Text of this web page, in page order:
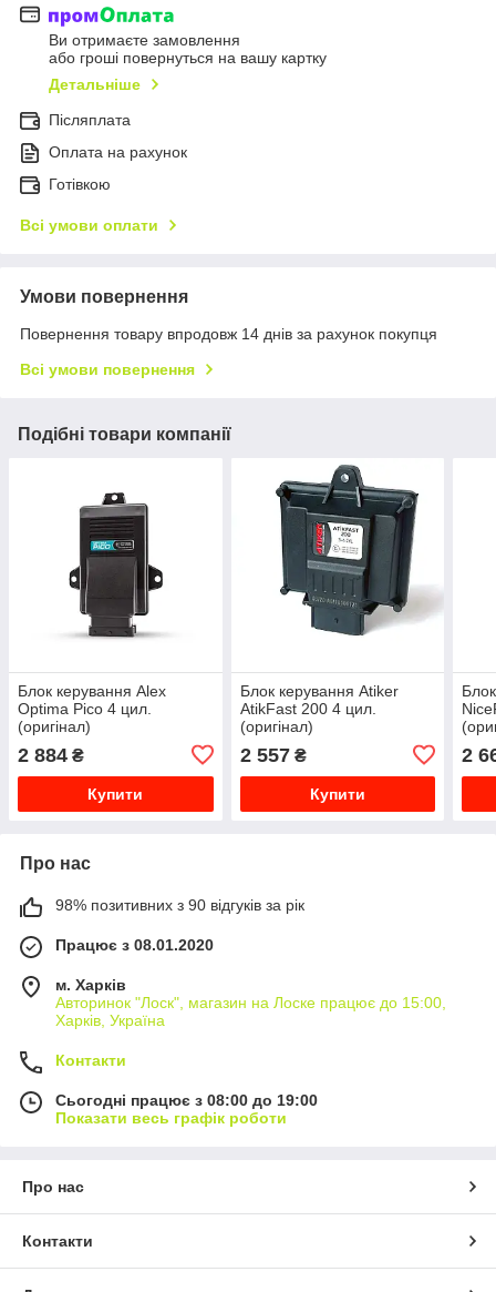
Ви отримаєте замовлення
або гроші повернуться на вашу картку
Детальніше
Післяплата
Оплата на рахунок
Готівкою
Всі умови оплати
Умови повернення
Повернення товару впродовж 14 днів за рахунок покупця
Всі умови повернення
Подібні товари компанії
Блок керування Alex
Optima Pico 4 цил.
(оригінал)
2 884 ₴
Купити
Блок керування Atiker
AtikFast 200 4 цил.
(оригінал)
2 557₴
Купити
2
Про нас
98% позитивних з 90 відгуків за рік
Працює з 08.01.2020
м. Харків
Авторинок "Лоск", магазин на Лоске працює до 15:00,
Харків, Україна
Контакти
Сьогодні працює з 08:00 до 19:00
Показати весь графік роботи
Про нас
Контакти